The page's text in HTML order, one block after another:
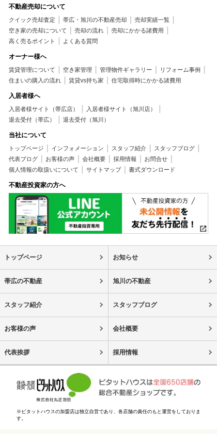
不動産売却について
クイック売却査定 帯広・旭川の不動産売却
売却実績一覧
空き家の売却について
売却の流れ
売却にかかる諸費用
高く売るポイント
よくある質問
オーナー様へ
賃貸管理について 空き家管理 管理物件ギャラリー
リフォーム事例
住まいの購入の流れ
賃貸vs持ち家 住宅取得時にかかる諸費用
入居者様へ
入居者様サイト（帯広店）
入居者様サイト（旭川店）
退去受付（帯広）
退去受付（旭川）
当社について
トップページ インフォメーション スタッフ紹介
スタッフブログ
代表ブログ
お客様の声 会社概要 採用情報
お問合せ
個人情報の取扱いについて
サイトマップ 書式ダウンロード
不動産投資家の方へ
トップページ お知らせ
帯広の不動産 旭川の不動産
スタッフ紹介 スタッフブログ
お客様の声 会社概要
代表挨拶 採用情報
※ピタットハウスの加盟店は独立自営であり、各店舗の責任のもと運営をしておりま
す。